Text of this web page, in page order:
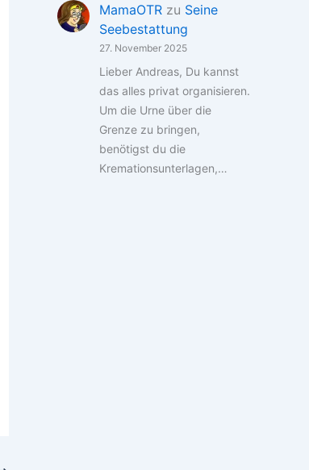
MamaOTR zu Seine
Seebestattung
27. November 2025
Lieber Andreas, Du kannst
das alles privat organisieren.
Um die Urne über die
Grenze zu bringen,
benötigst du die
Kremationsunterlagen,…